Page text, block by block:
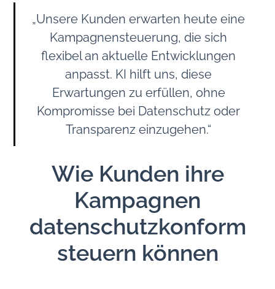
„Unsere Kunden erwarten heute eine
Kampagnensteuerung, die sich
flexibel an aktuelle Entwicklungen
anpasst. KI hilft uns, diese
Erwartungen zu erfüllen, ohne
Kompromisse bei Datenschutz oder
Transparenz einzugehen.“
Wie Kunden ihre
Kampagnen
datenschutzkonform
steuern können